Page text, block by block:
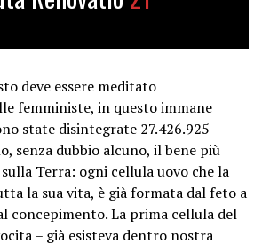
deve essere meditato
femministe, in questo immane
state disintegrate 27.426.925
senza dubbio alcuno, il bene più
Terra: ogni cellula uovo che la
la sua vita, è già formata dal feto a
concepimento. La prima cellula del
– già esisteva dentro nostra